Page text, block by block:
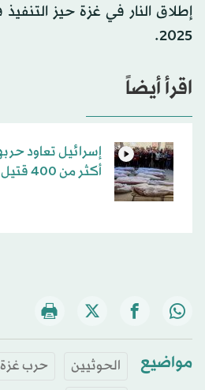
إطلاق النار في غزة حيز التنفيذ
2025.
اقرأ أيضاً
إسرائيل تعاود
أكثر من 400 قتيل
مواضيع الحوثيين حرب غزة